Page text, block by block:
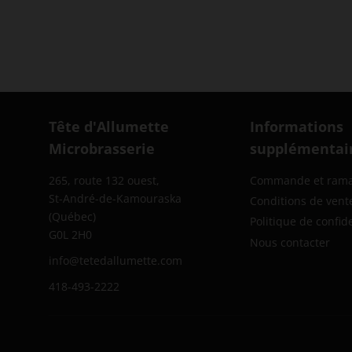
Tête d'Allumette
Microbrasserie
265, route 132 ouest,
St-André-de-Kamouraska
(Québec)
G0L 2H0
info@tetedallumette.com
418-493-2222
Informations
Commande et
Conditions de
Politique de
Nous contacter